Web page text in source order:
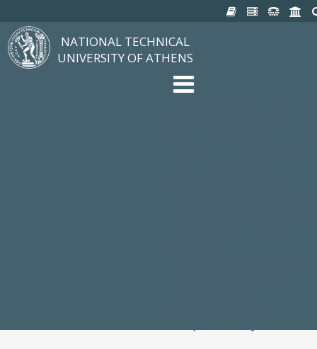
NATIONAL TECHNICAL
UNIVERSITY OF ATHENS